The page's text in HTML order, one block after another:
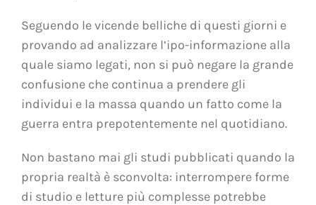
Seguendo le vicende belliche di questi giorni e
provando ad analizzare l’ipo-informazione alla
quale siamo legati, non si può negare la grande
confusione che continua a prendere gli
individui e la massa quando un fatto come la
guerra entra prepotentemente nel quotidiano.
Non bastano mai gli studi pubblicati quando la
propria realtà è sconvolta: interrompere forme
di studio e letture più complesse potrebbe